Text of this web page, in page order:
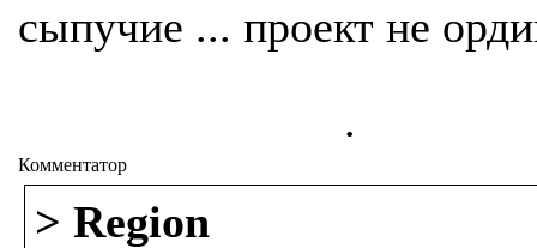
сыпучие ... проект не
.
Комментатор
> Region